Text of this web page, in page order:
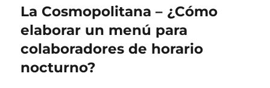
Siguiente
entrada:
La Cosmopolitana – ¿Cómo
elaborar un menú para
colaboradores de horario
nocturno?